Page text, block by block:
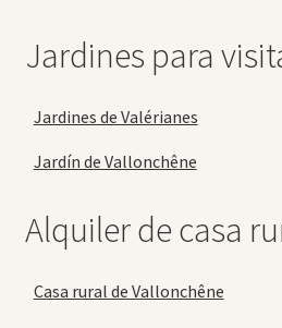
Jardines para
Jardines de Valérianes
Jardín de Vallonchêne
Alquiler de casa
Casa rural de Vallonchêne